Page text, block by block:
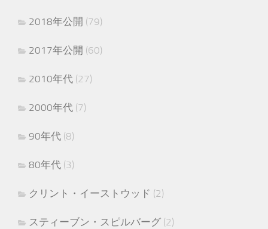
2018年公開 (79)
2017年公開 (60)
2010年代 (27)
2000年代 (7)
90年代 (8)
80年代 (3)
クリント・イーストウッド (2)
スティーブン・スピルバーグ (2)